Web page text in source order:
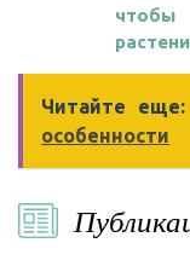
чтобы
Читайте еще:
особенности